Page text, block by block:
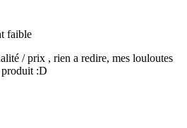
faible
/ prix , rien a redire, mes louloutes
produit :D